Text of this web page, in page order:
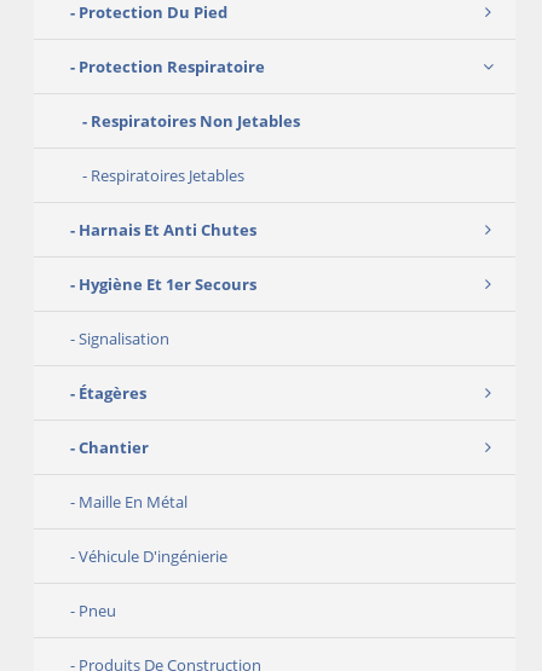
Protection Du Pied
Protection Respiratoire
Respiratoires Non Jetables
Respiratoires Jetables
Harnais Et Anti Chutes
Hygiène Et 1er Secours
Signalisation
Étagères
Chantier
Maille En Métal
Véhicule D'ingénierie
Pneu
Produits De Construction